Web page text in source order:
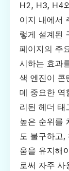
H2, H3, H4
이지 내에서
렇게 설계된
페이지의 주
시하는 효과
색 엔진이 콘
데 중요한 역
리된 헤더 태
높은 순위를
도 불구하고,
움을 유지해
로써 자주 사